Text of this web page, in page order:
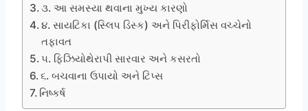
૩. આ સમસ્યા થવાના મુખ્ય કારણો
૪. સાયટિકા (સ્લિપ ડિસ્ક) અને પિરીફોર્મિસ વચ્ચેનો
તફાવત
૫. ફિઝિયોથેરાપી સારવાર અને કસરતો
૬. બચવાના ઉપાયો અને ટિપ્સ
નિષ્કર્ષ